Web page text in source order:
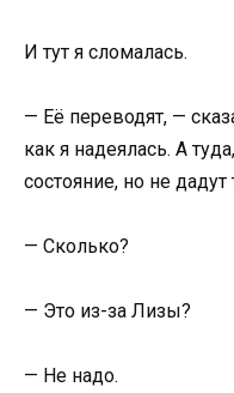
И тут я сломалась.
— Её переводят, —
как я надеялась. А
состояние, но не дадут
— Сколько?
— Это из-за Лизы?
— Не надо.